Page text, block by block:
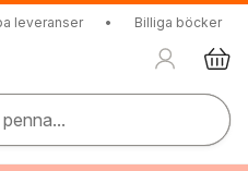
leveranser • Billiga böcker